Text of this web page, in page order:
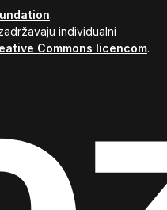
.
individualni
Commons licencom.